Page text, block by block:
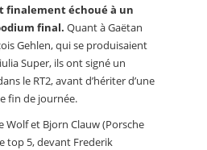
finalement échoué à un
final. Quant à Gaëtan
Gehlen, qui se produisaient
Super, ils ont signé un
le RT2, avant d’hériter d’une
fin de journée.
Wolf et Bjorn Clauw (Porsche
top 5, devant Frederik